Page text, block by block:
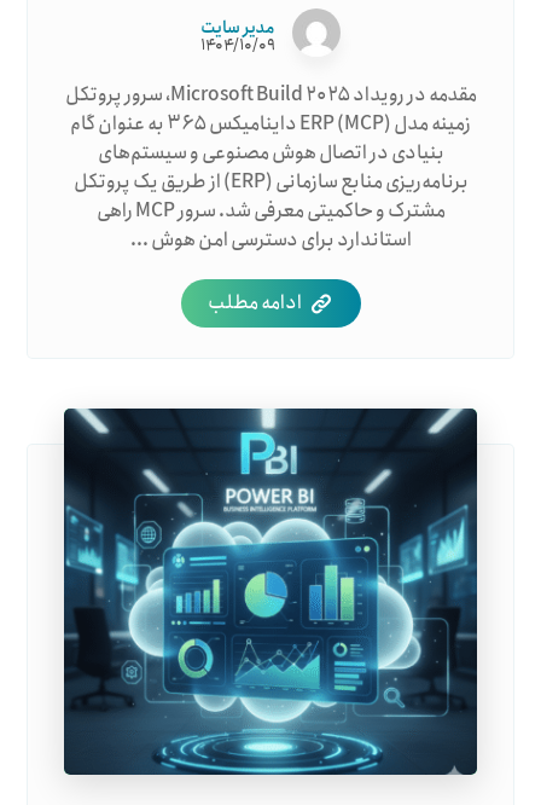
مدیر سایت
۱۴۰۴/۱۰/۰۹
مقدمه در رویداد Microsoft Build ۲۰۲۵، سرور پروتکل
زمینه مدل (MCP) ERP داینامیکس ۳۶۵ به عنوان گام
بنیادی در اتصال هوش مصنوعی و سیستم‌های
برنامه‌ریزی منابع سازمانی (ERP) از طریق یک پروتکل
مشترک و حاکمیتی معرفی شد. سرور MCP راهی
استاندارد برای دسترسی امن هوش ...
ادامه مطلب